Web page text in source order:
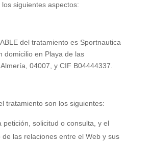
siguientes aspectos:
del tratamiento es Sportnautica
domicilio en Playa de las
04007, y CIF B04444337.
tratamiento son los siguientes:
petición, solicitud o consulta, y el
de las relaciones entre el Web y sus